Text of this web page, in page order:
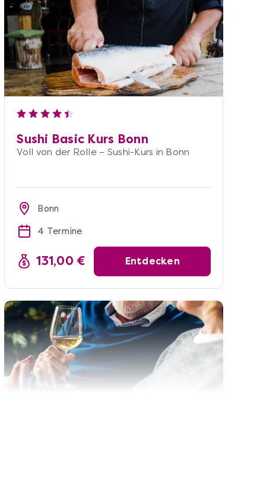
Sushi Basic Kurs Bonn
Voll von der Rolle – Sushi-Kurs in Bonn
Bonn
4 Termine
131,00 € Entdecken